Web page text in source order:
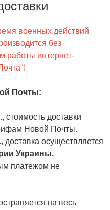
военных действий
без
работы интернет-
Почты:
стоимость доставки
Новой Почты.
доставка осуществляется
Украины.
платежом не
на весь